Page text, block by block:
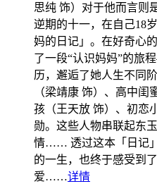
思纯 饰）对于他而言则
逆期的十一，在自己18
妈的日记」。在好奇心
了一段“认识妈妈”的旅
历，邂逅了她人生不同
（梁靖康 饰）、高中闺
孩（王天放 饰）、初恋
勋。这些人物串联起东
情…… 透过这本「日记
的一生，也终于感受到
爱……详情